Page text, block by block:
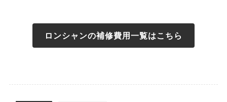
ロンシャンの補修費用一覧はこちら